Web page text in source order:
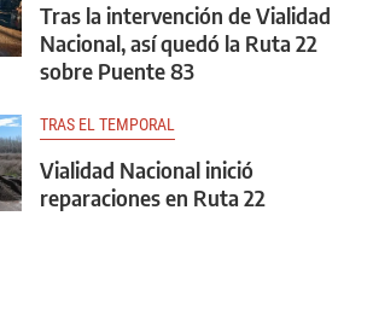
Tras la intervención de Vialidad
Nacional, así quedó la Ruta 22
sobre Puente 83
TRAS EL TEMPORAL
Vialidad Nacional inició
reparaciones en Ruta 22